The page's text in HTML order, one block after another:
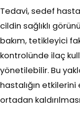
Tedavi, sedef
cildin sağlıklı
bakım, tetikleyici
kontrolünde ilaç
yönetilebilir. Bu
hastalığın
ortadan